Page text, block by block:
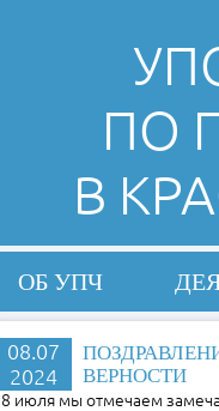
ПО
В
ОБ УПЧ
08.07
2024
ВЕРНОСТИ
8 июля мы отмечаем